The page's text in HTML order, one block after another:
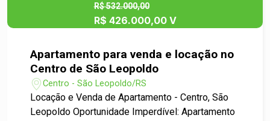
R$ 532.000,00
R$ 426.000,00 V
Apartamento para venda e locação no
Centro de São Leopoldo
Centro - São Leopoldo/RS
Locação e Venda de Apartamento - Centro, São
Leopoldo Oportunidade Imperdível: Apartamento